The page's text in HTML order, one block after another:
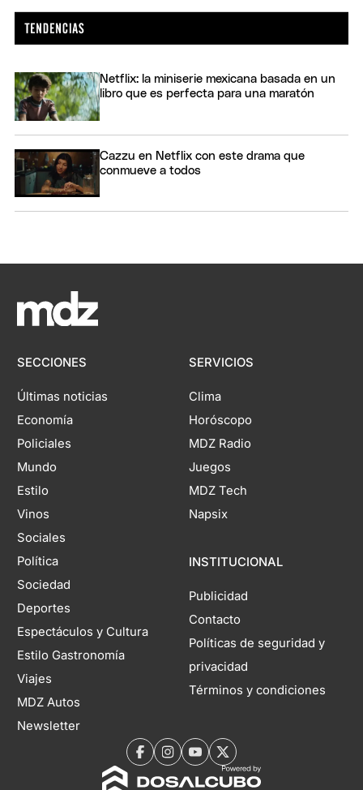
Netflix: la miniserie mexicana basada en un
libro que es perfecta para una maratón
Cazzu en Netflix con este drama que
conmueve a todos
SECCIONES
Últimas noticias
Economía
Policiales
Mundo
Estilo
Vinos
Sociales
Política
Sociedad
Deportes
Espectáculos y Cultura
Estilo Gastronomía
Viajes
MDZ Autos
Newsletter
SERVICIOS
Clima
Horóscopo
MDZ Radio
Juegos
MDZ Tech
Napsix
INSTITUCIONAL
Publicidad
Contacto
Políticas de seguridad y
privacidad
Términos y condiciones